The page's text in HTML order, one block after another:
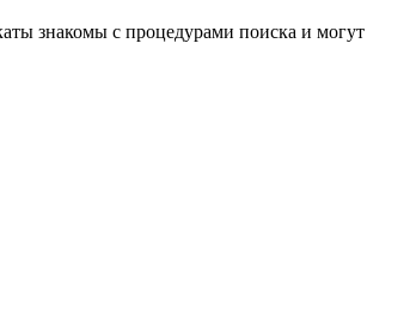
знакомы с процедурами поиска и могут